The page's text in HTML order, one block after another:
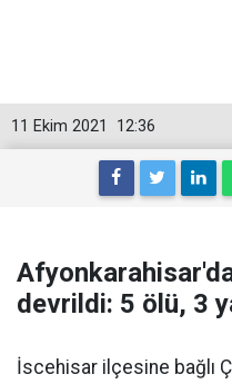
12:36
11 Ekim 2021
devrildi: 5 ölü, 3
İscehisar ilçesine bağlı